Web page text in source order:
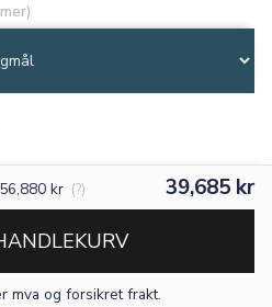
kr (?) 39,685 kr
mva og forsikret frakt.